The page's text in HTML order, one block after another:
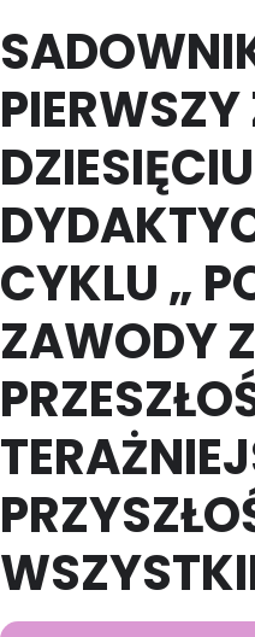
PIERWSZY
CYKLU „
ZAWODY Z